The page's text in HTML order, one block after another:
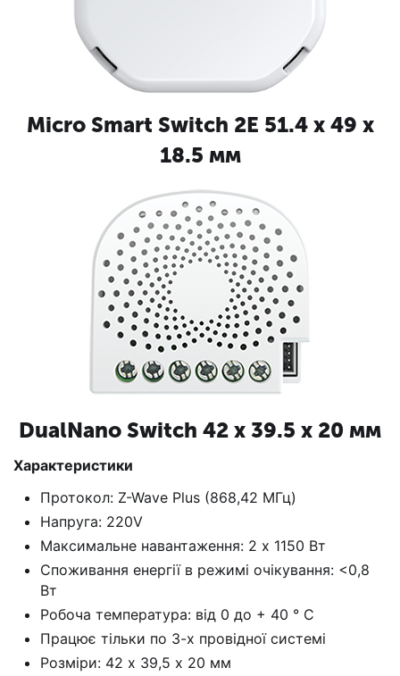
Micro Smart Switch 2E 51.4 x 49 x
18.5 мм
DualNano Switch 42 x 39.5 x 20 мм
Характеристики
Протокол: Z-Wave Plus (868,42 МГц)
Напруга: 220V
Максимальне навантаження: 2 x 1150 Вт
Споживання енергії в режимі очікування: <0,8
Вт
Робоча температура: від 0 до + 40 ° С
Працює тільки по 3-х провідної системі
Розміри: 42 х 39,5 х 20 мм